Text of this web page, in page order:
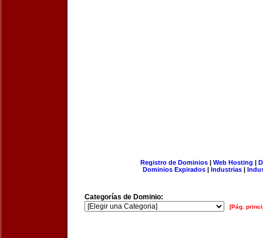
Registro de Dominios| Web Hosting |
Dominios Expirados | Industrias |
Categorías de Dominio:
[Pág.